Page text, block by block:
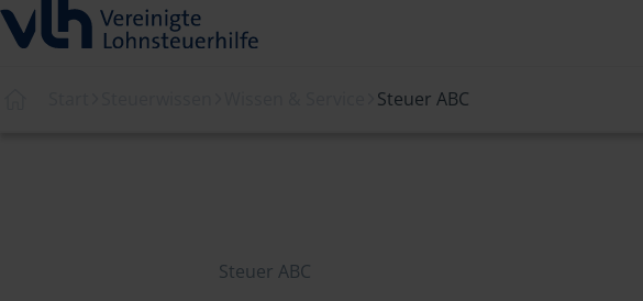
Steuer ABC
Steuer ABC